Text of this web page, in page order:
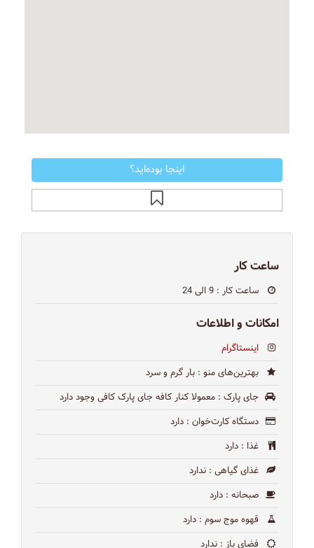
اینجا بوده‌اید؟
ساعت کار
ساعت کار : 9 الی 24
امکانات و اطلاعات
اینستاگرام
بهترین‌های منو : بار گرم و سرد
جای پارک : معمولا کنار کافه جای پارک کافی وجود دارد
دستگاه کارت‌خوان : دارد
غذا : دارد
غذای گیاهی : ندارد
صبحانه : دارد
قهوه موج سوم : دارد
فضای باز : ندارد